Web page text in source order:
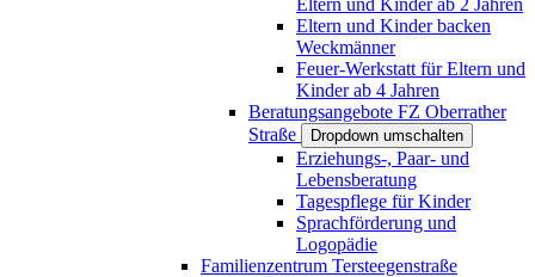
Eltern und Kinder backen
Weckmänner
Feuer-Werkstatt für Eltern und
Kinder ab 4 Jahren
Beratungsangebote FZ Oberrather
Straße
Dropdown umschalten
Erziehungs-, Paar- und
Lebensberatung
Tagespflege für Kinder
Sprachförderung und
Logopädie
Familienzentrum Tersteegenstraße